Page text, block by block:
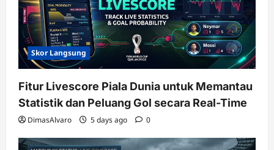
Skor Langsung
Fitur Livescore Piala Dunia untuk Memantau
Statistik dan Peluang Gol secara Real-Time
DimasAlvaro 5 days ago 0